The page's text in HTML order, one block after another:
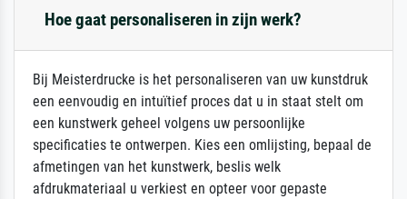
Hoe gaat personaliseren in zijn werk?
Bij Meisterdrucke is het personaliseren van uw kunstdruk
een eenvoudig en intuïtief proces dat u in staat stelt om
een kunstwerk geheel volgens uw persoonlijke
specificaties te ontwerpen. Kies een omlijsting, bepaal de
afmetingen van het kunstwerk, beslis welk
afdrukmateriaal u verkiest en opteer voor gepaste